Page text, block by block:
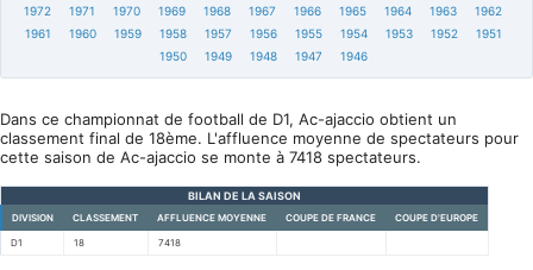
1972
1971 1970 1969 1968 1967 1966 1965 1964 1963
1962
1961
1960 1959 1958 1957 1956 1955 1954 1953 1952
1951
1950
1949 1948 1947 1946
Dans ce championnat de football de D1, Ac-ajaccio obtient un
classement final de 18ème. L'affluence moyenne de spectateurs pour
cette saison de Ac-ajaccio se monte à 7418 spectateurs.
BILAN DE LA SAISON
DIVISION CLASSEMENT AFFLUENCE MOYENNE COUPE DE FRANCE COUPE D'EUROPE
D1 18 7418